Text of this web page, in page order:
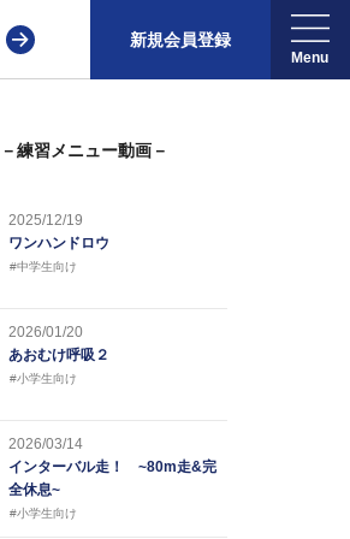
新規会員登録
－練習メニュー動画－
2025/12/19
ワンハンドロウ
#中学生向け
2026/01/20
あおむけ呼吸２
#小学生向け
2026/03/14
インターバル走！ ~80m走&完
全休息~
#小学生向け